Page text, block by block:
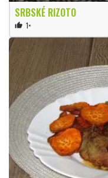
SRBSKÉ RIZOTO
thumb_up 1×